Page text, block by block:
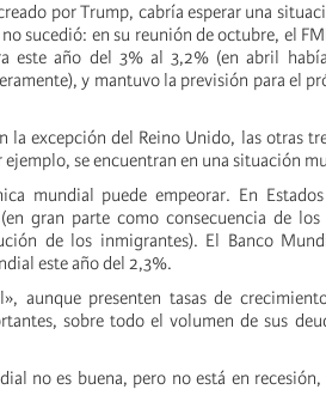
por Trump, cabría esperar una
sucedió: en su reunión de octubre, el
este año del 3% al 3,2% (en abril
y mantuvo la previsión para el
la excepción del Reino Unido, las otras
se encuentran en una situación
mundial puede empeorar. En
gran parte como consecuencia de los
de los inmigrantes). El Banco
este año del 2,3%.
aunque presenten tasas de
sobre todo el volumen de sus
no es buena, pero no está en recesión,